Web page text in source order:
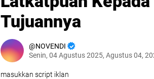
Tujuannya
NOVENDI
Senin, 04 Agustus 2025, Agustus 04,
masukkan script iklan